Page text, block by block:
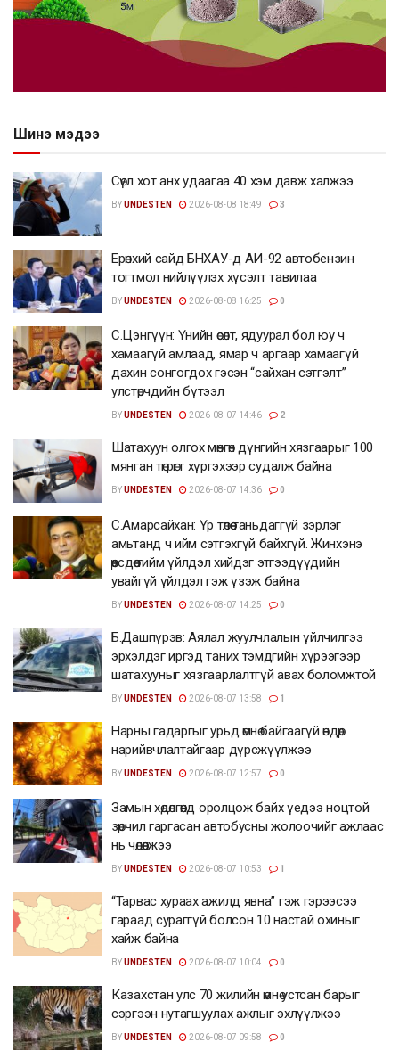
Шинэ мэдээ
Сөүл хот анх удаагаа 40 хэм давж халжээ
BYUNDESTEN 2026-08-08 18:49 3
Ерөнхий сайд БНХАУ-д АИ-92 автобензин
тогтмол нийлүүлэх хүсэлт тавилаа
BYUNDESTEN 2026-08-08 16:25 0
С.Цэнгүүн: Үнийн өсөлт, ядуурал бол юу ч
хамаагүй амлаад, ямар ч аргаар хамаагүй
дахин сонгогдох гэсэн “сайхан сэтгэлт”
улстөрчдийн бүтээл
BYUNDESTEN 2026-08-07 14:46 2
Шатахуун олгох мөнгөн дүнгийн хязгаарыг 100
мянган төгрөгт хүргэхээр судалж байна
BYUNDESTEN 2026-08-07 14:36 0
С.Амарсайхан: Үр төлөө таньдаггүй зэрлэг
амьтанд ч ийм сэтгэхгүй байхгүй. Жинхэнэ
өөрсдөө тийм үйлдэл хийдэг этгээдүүдийн
увайгүй үйлдэл гэж үзэж байна
BYUNDESTEN 2026-08-07 14:25 0
Б.Дашпүрэв: Аялал жуулчлалын үйлчилгээ
эрхэлдэг иргэд таних тэмдгийн хүрээгээр
шатахууныг хязгаарлалтгүй авах боломжтой
BYUNDESTEN 2026-08-07 13:58 1
Нарны гадаргыг урьд өмнө байгаагүй өндөр
нарийвчлалтайгаар дүрсжүүлжээ
BYUNDESTEN 2026-08-07 12:57 0
Замын хөдөлгөөнд оролцож байх үедээ ноцтой
зөрчил гаргасан автобусны жолоочийг ажлаас
нь чөлөөлжээ
BYUNDESTEN 2026-08-07 10:53 1
“Тарвас хураах ажилд явна” гэж гэрээсээ
гараад сураггүй болсон 10 настай охиныг
хайж байна
BYUNDESTEN 2026-08-07 10:04 0
Казахстан улс 70 жилийн өмнө устсан барыг
сэргээн нутагшуулах ажлыг эхлүүлжээ
BYUNDESTEN 2026-08-07 09:58 0